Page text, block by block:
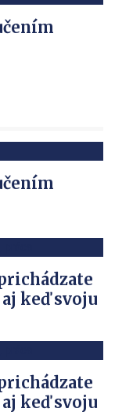
keď svoju
keď svoju